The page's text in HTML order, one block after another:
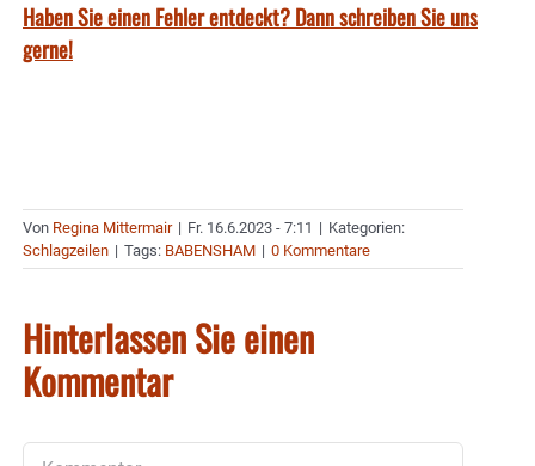
Haben Sie einen Fehler entdeckt? Dann schreiben Sie uns
gerne!
Von Regina Mittermair | Fr. 16.6.2023 - 7:11 | Kategorien:
Schlagzeilen | Tags: BABENSHAM | 0 Kommentare
Hinterlassen Sie einen
Kommentar